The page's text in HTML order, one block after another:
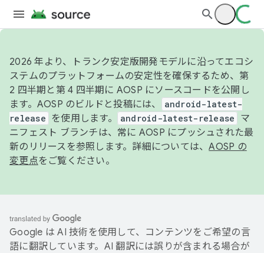
2026 年より、トランク安定版開発モデルに沿ってエコシ
ステムのプラットフォームの安定性を確保するため、第
2 四半期と第 4 四半期に AOSP にソースコードを公開し
ます。AOSP のビルドと投稿には、
android-latest-
release
を使用します。 android-latest-release
マ
ニフェスト ブランチは、常に AOSP にプッシュされた最
新のリリースを参照します。詳細については、AOSP の
変更点をご覧ください。
Google は AI 技術を使用して、コンテンツをご希望の言
語に翻訳しています。AI 翻訳には誤りが含まれる場合が